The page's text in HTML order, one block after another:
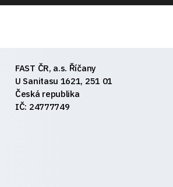
FAST ČR, a.s. Říčany
U Sanitasu 1621, 251 01
Česká republika
IČ: 24777749